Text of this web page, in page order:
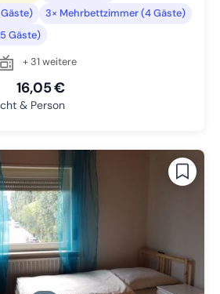
Gäste)
3× Mehrbettzimmer (4 Gäste)
Gäste)
+ 31 weitere
16,05 €
& Person